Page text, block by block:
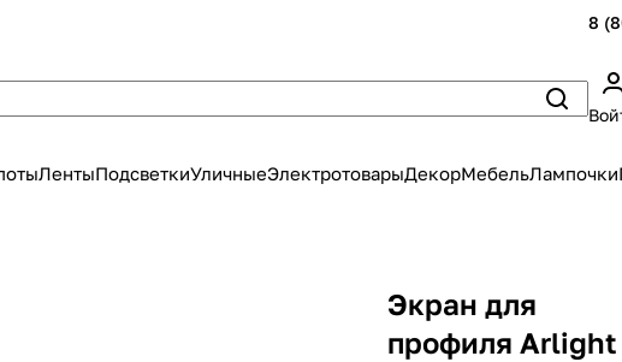
8
ЛентыПодсветкиУличныеЭлектротоварыДекорМебельЛампочки
Экран для
профиля Arlight